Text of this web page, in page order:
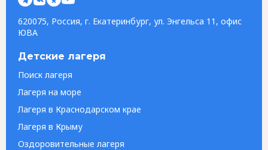
620075, Россия, г. Екатеринбург, ул. Энгельса 11, офис
ЮВА
Детские лагеря
Поиск лагеря
Лагеря на море
Лагеря в Краснодарском крае
Лагеря в Крыму
Оздоровительные лагеря